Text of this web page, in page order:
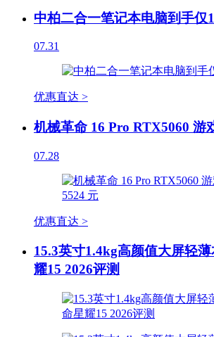
中柏二合一笔记本电脑到手仅
07.31
优惠直达 >
机械革命 16 Pro RTX5060 游
07.28
优惠直达 >
15.3英寸1.4kg高颜值大屏轻
耀15 2026评测